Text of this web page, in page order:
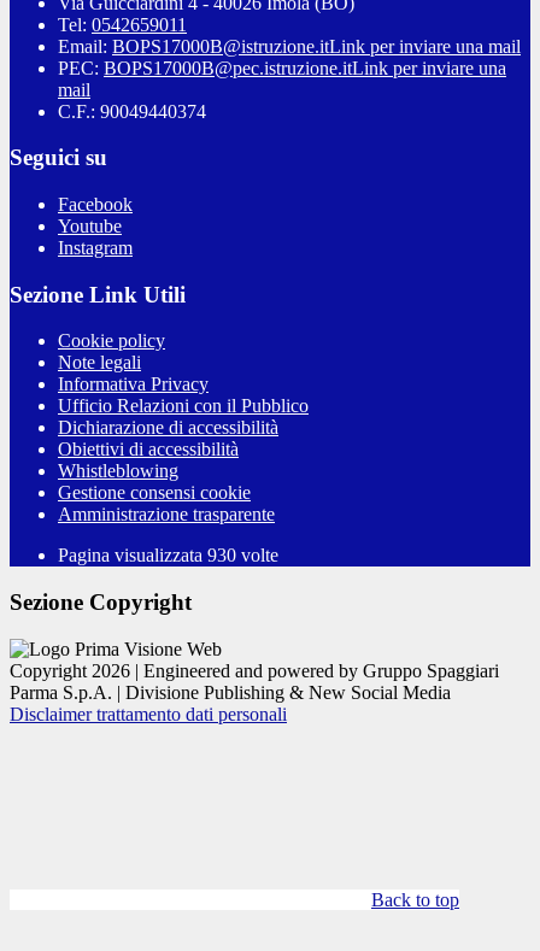
Tel: 0542659011
Email: BOPS17000B@istruzione.itLink per inviare una mail
PEC: BOPS17000B@pec.istruzione.itLink per inviare una
mail
C.F.: 90049440374
Seguici su
Facebook
Youtube
Instagram
Sezione Link Utili
Cookie policy
Note legali
Informativa Privacy
Ufficio Relazioni con il Pubblico
Dichiarazione di accessibilità
Obiettivi di accessibilità
Whistleblowing
Gestione consensi cookie
Amministrazione trasparente
Pagina visualizzata 930 volte
Sezione Copyright
Copyright 2026 | Engineered and powered by Gruppo Spaggiari
Parma S.p.A. | Divisione Publishing & New Social Media
Disclaimer trattamento dati personali
Back to top